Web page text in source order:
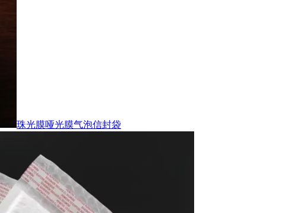
珠光膜哑光膜气泡信封袋